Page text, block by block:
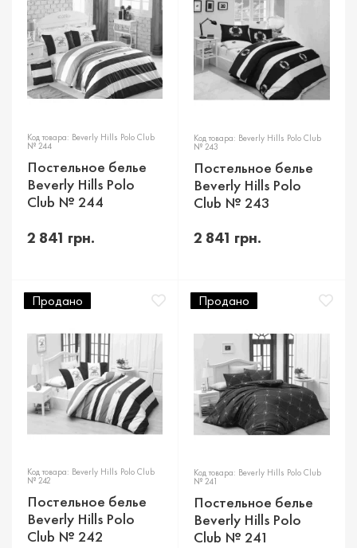
Код товара: Beverly Hills Polo Club
№ 244
Постельное белье
Beverly Hills Polo
Club № 244
2 841 грн.
Код товара: Beverly Hills Polo Club
№ 243
Постельное белье
Beverly Hills Polo
Club № 243
2 841 грн.
Продано
Код товара: Beverly Hills Polo Club
№ 242
Постельное белье
Beverly Hills Polo
Club № 242
Продано
Код товара: Beverly Hills Polo Club
№ 241
Постельное белье
Beverly Hills Polo
Club № 241